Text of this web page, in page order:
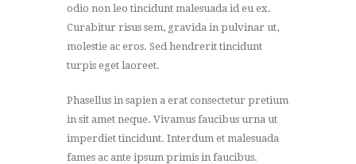
odio non leo tincidunt malesuada id eu ex.
Curabitur risus sem, gravida in pulvinar ut,
molestie ac eros. Sed hendrerit tincidunt
turpis eget laoreet.
Phasellus in sapien a erat consectetur pretium
in sit amet neque. Vivamus faucibus urna ut
imperdiet tincidunt. Interdum et malesuada
fames ac ante ipsum primis in faucibus.